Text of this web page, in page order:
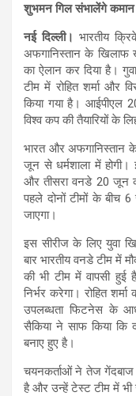
शुभमन गिल संभालेंगे कमान
नई दिल्ली। भारतीय
अफगानिस्तान के खिलाफ
का ऐलान कर दिया है।
टीम में रोहित शर्मा और
किया गया है। आईपीएल
विश्व कप की तैयारियों के
भारत और अफगानिस्तान
जून से धर्मशाला में
और तीसरा वनडे 20 जून
पहले दोनों टीमों के बीच
जाएगा।
इस सीरीज के लिए युवा
बार भारतीय वनडे टीम में
की भी टीम में वापसी
निर्भर करेगा। रोहित
उपलब्धता फिटनेस के
सैकिया ने साफ किया कि
बनाए हुए है।
चयनकर्ताओं ने तेज गेंदबाज
है और उन्हें टेस्ट टीम में